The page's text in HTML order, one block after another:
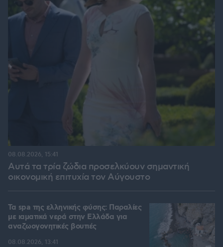
Αυτά τα τρία ζώδια προσελκύουν σημαντική
οικονομική επιτυχία τον Αύγουστο
08.08.2026, 15:41
Τα spa της ελληνικής φύσης: Παραλίες
με ιαματικά νερά στην Ελλάδα για
αναζωογονητικές βουτιές
08.08.2026, 13:41